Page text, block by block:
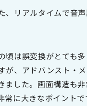
リアルタイムで音
は誤変換がとても
、アドバンスト・メ
した。画面構造も
に大きなポイントで